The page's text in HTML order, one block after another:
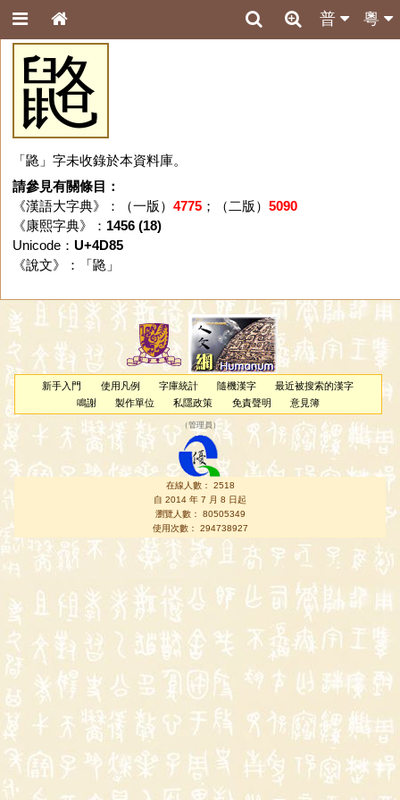
粵
普
䶅
「䶅」字未收錄於本資料庫。
請參見有關條目：
《漢語大字典》：（一版） 4775；（二版） 5090
《康熙字典》： 1456 (18)
Unicode： U+4D85
《說文》：「 䶅」
新手入門 使用凡例 字庫統計 隨機漢字
最近被搜索的漢字
鳴謝
製作單位 私隱政策 免責聲明 意見簿
（管理員 ）
在線人數： 2518
自 2014 年 7 月 8 日起
瀏覽人數： 80505349
使用次數： 294738927